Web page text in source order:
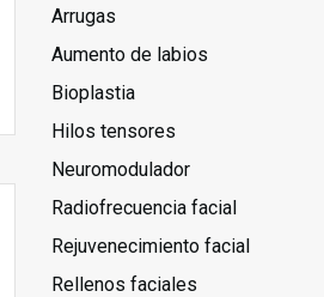
Arrugas
Aumento de labios
Bioplastia
Hilos tensores
Neuromodulador
Radiofrecuencia facial
Rejuvenecimiento facial
Rellenos faciales